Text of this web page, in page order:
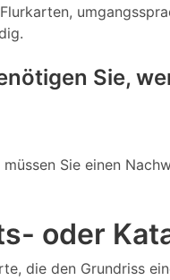
Sie,
Sie einen
oder
die den Grundriss